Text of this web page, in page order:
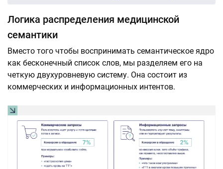
Логика распределения медицинской
семантики
Вместо того чтобы воспринимать семантическое ядро
как бесконечный список слов, мы разделяем его на
четкую двухуровневую систему. Она состоит из
коммерческих и информационных интентов.